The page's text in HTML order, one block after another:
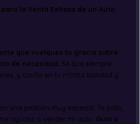
para la Venta Exitosa de un Auto
que vuelques tu gracia sobre
de necesidad. Sé que siempre
y confío en tu infinita bondad y
una petición muy especial. Te pido,
ayudes a vender mi auto. Guía a